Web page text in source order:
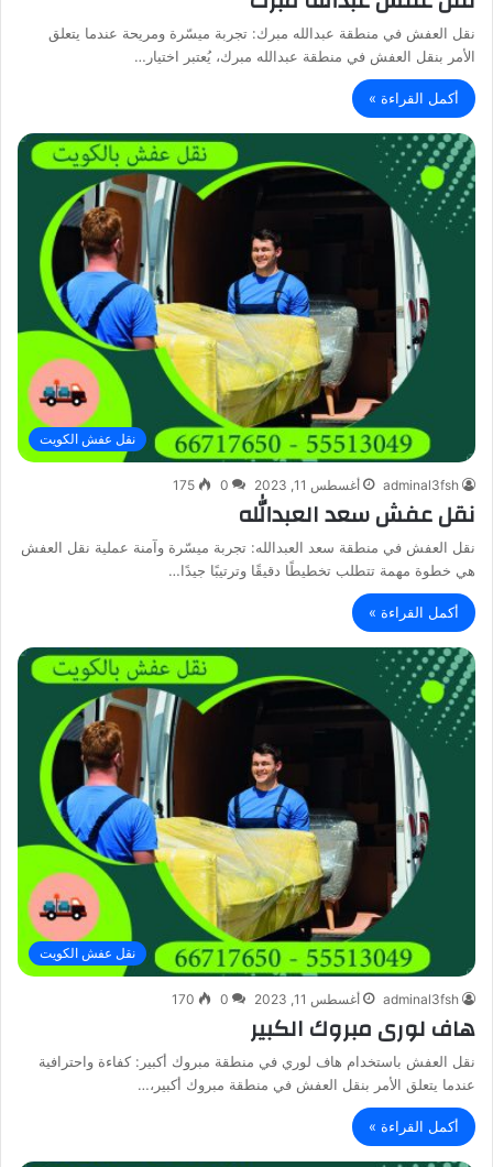
نقل العفش في منطقة عبدالله مبرك: تجربة ميسّرة ومريحة عندما يتعلق
الأمر بنقل العفش في منطقة عبدالله مبرك، يُعتبر اختيار…
أكمل القراءة »
نقل عفش الكويت
adminal3fsh أغسطس 11, 2023 0
175
نقل عفش سعد العبدالله
نقل العفش في منطقة سعد العبدالله: تجربة ميسّرة وآمنة عملية نقل العفش
هي خطوة مهمة تتطلب تخطيطًا دقيقًا وترتيبًا جيدًا…
أكمل القراءة »
نقل عفش الكويت
adminal3fsh أغسطس 11, 2023 0
170
هاف لورى مبروك الكبير
نقل العفش باستخدام هاف لوري في منطقة مبروك أكبير: كفاءة واحترافية
عندما يتعلق الأمر بنقل العفش في منطقة مبروك أكبير،…
أكمل القراءة »